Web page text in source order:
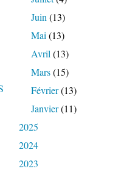
Juin (13)
Mai (13)
Avril (13)
Mars(15)
Février(13)
Janvier(11)
2025
2024
2023